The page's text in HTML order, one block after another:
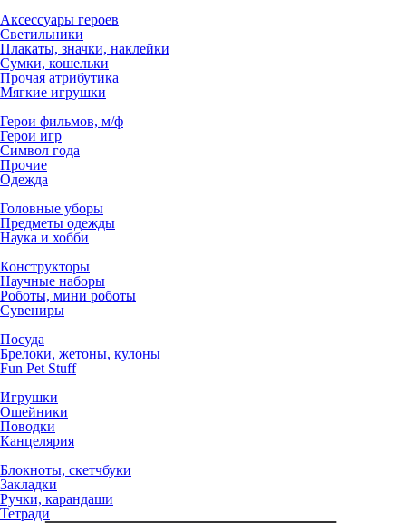
Аксессуары героев
Светильники
Плакаты, значки, наклейки
Сумки, кошельки
Прочая атрибутика
Мягкие игрушки
Герои фильмов, м/ф
Герои игр
Символ года
Прочие
Одежда
Головные уборы
Предметы одежды
Наука и хобби
Конструкторы
Научные наборы
Роботы, мини роботы
Сувениры
Посуда
Брелоки, жетоны, кулоны
Fun Pet Stuff
Игрушки
Ошейники
Поводки
Канцелярия
Блокноты, скетчбуки
Закладки
Ручки, карандаши
Тетради